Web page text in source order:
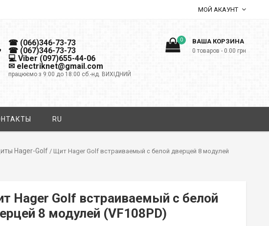
МОЙ АКАУНТ
0 ВАША КОРЗИНА
0 товаров - 0.00 грн
☎ (066)346-73-73
☎ (067)346-73-73
💻 Viber (097)655-44-06
✉ electriknet@gmail.com
працюємо з 9:00 до 18:00 сб.-нд. ВИХІДНИЙ
RU
Hager-Golf / Щит Hager Golf встраиваемый с белой дверцей 8 модулей
Hager Golf встраиваемый с белой
8 модулей (VF108PD)